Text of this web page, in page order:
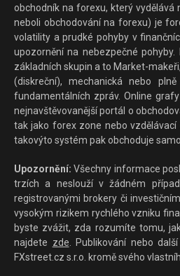
obchodník na forexu, který
neboli obchodování na forexu) je
volatility a prudké pohyby v
upozornění na nebezpečné
základních skupin a to Market-
(diskreční), mechanická nebo
fundamentálních zpráv. Online
nejnavštěvovanější portál o
tak jako forex zone nebo
takovýto systém pak obchoduje
Upozornění: Všechny informace
trzích a neslouží v žádném
registrovanými brokery či
vysokým rizikem rychlého vzniku
byste zvážit, zda rozumíte tomu,
najdete zde. Publikování nebo
FXstreet.cz s.r.o. kromě svého